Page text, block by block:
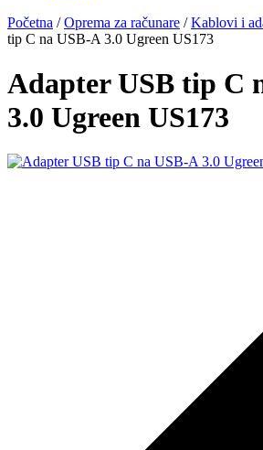
Početna /Oprema za računare /Kablovi i
tip C na USB-A 3.0 Ugreen US173
Adapter USB tip C
3.0 Ugreen US173